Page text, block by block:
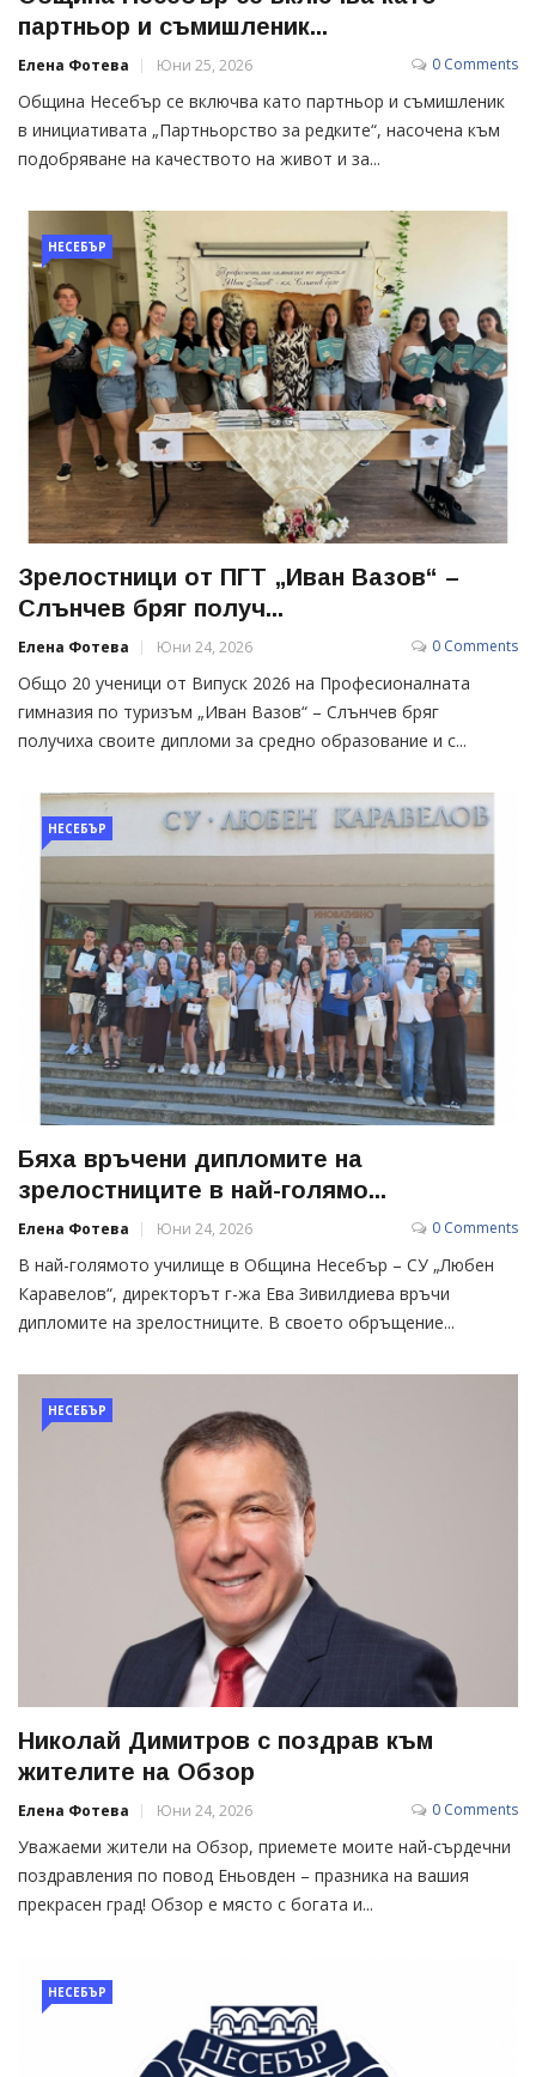
партньор и съмишленик...
Елена Фотева Юни 25, 2026 0 Comments
Община Несебър се включва като партньор и съмишленик
в инициативата „Партньорство за редките“, насочена към
подобряване на качеството на живот и за...
НЕСЕБЪР
Зрелостници от ПГТ „Иван Вазов“ –
Слънчев бряг получ...
Елена Фотева Юни 24, 2026 0 Comments
Общо 20 ученици от Випуск 2026 на Професионалната
гимназия по туризъм „Иван Вазов“ – Слънчев бряг
получиха своите дипломи за средно образование и с...
НЕСЕБЪР
Бяха връчени дипломите на
зрелостниците в най-голямо...
Елена Фотева Юни 24, 2026 0 Comments
В най-голямото училище в Община Несебър – СУ „Любен
Каравелов“, директорът г-жа Ева Зивилдиева връчи
дипломите на зрелостниците. В своето обръщение...
НЕСЕБЪР
Николай Димитров c поздрав към
жителите на Обзор
Елена Фотева Юни 24, 2026 0 Comments
Уважаеми жители на Обзор, приемете моите най-сърдечни
поздравления по повод Еньовден – празника на вашия
прекрасен град! Обзор е място с богата и...
НЕСЕБЪР